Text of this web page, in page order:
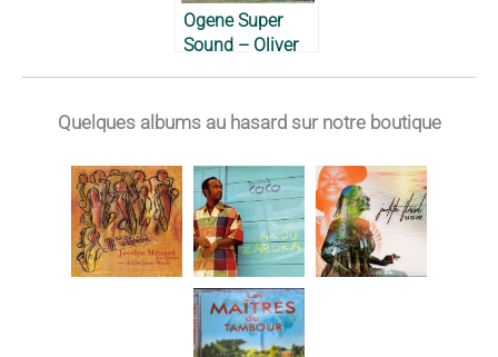
Ogene Super
Sound – Oliver
Quelques albums au hasard sur notre boutique